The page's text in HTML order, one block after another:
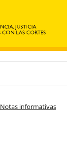
Notas informativas